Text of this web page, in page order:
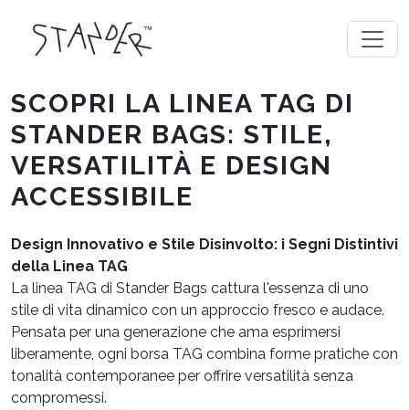
SCOPRI LA LINEA TAG DI
STANDER BAGS: STILE,
VERSATILITÀ E DESIGN
ACCESSIBILE
Design Innovativo e Stile Disinvolto: i Segni Distintivi
della Linea TAG
La linea TAG di Stander Bags cattura l'essenza di uno
stile di vita dinamico con un approccio fresco e audace.
Pensata per una generazione che ama esprimersi
liberamente, ogni borsa TAG combina forme pratiche con
tonalità contemporanee per offrire versatilità senza
compromessi.